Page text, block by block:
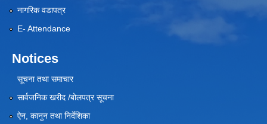
नागरिक वडापत्र
E- Attendance
Notices
सूचना तथा समाचार
सार्वजनिक खरीद /बोलपत्र सूचना
ऐन, कानुन तथा निर्देशिका